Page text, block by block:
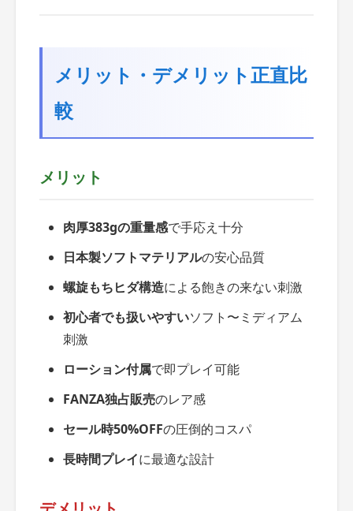
メリット・デメリット正直比
較
メリット
肉厚383gの重量感で手応え十分
日本製ソフトマテリアルの安心品質
螺旋もちヒダ構造による飽きの来ない刺激
初心者でも扱いやすいソフト〜ミディアム
刺激
ローション付属で即プレイ可能
FANZA独占販売のレア感
セール時50%OFFの圧倒的コスパ
長時間プレイに最適な設計